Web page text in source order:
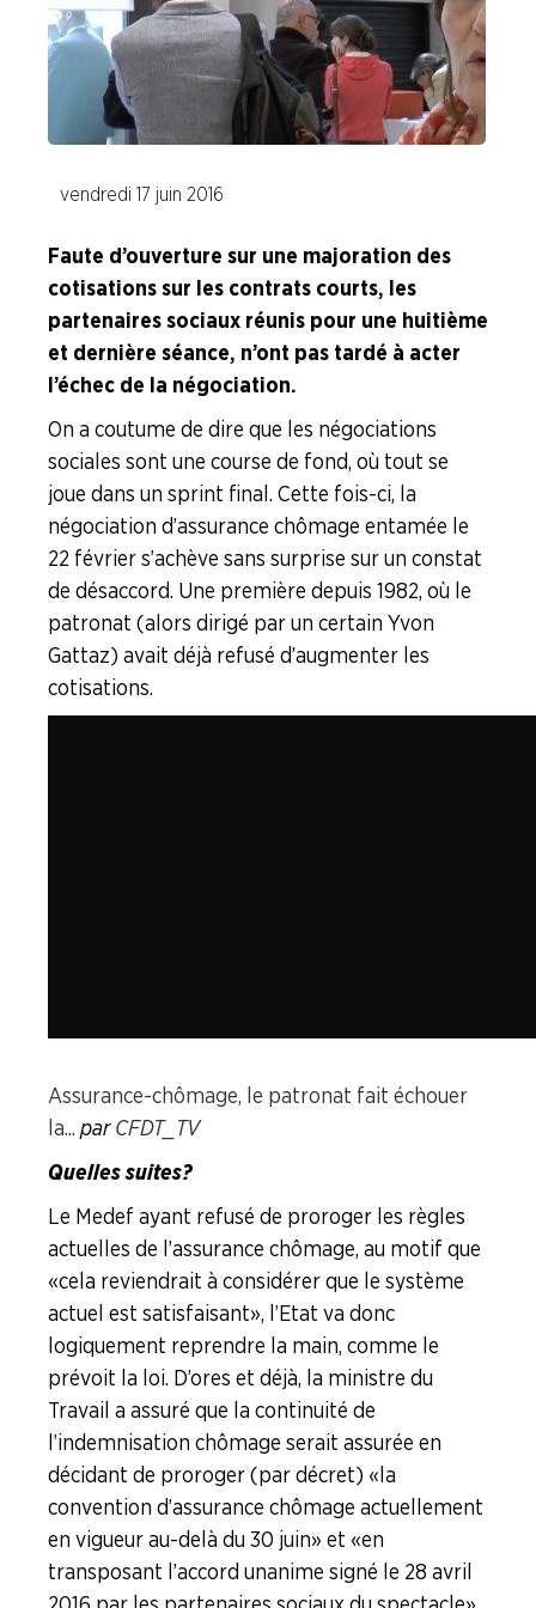
ENTREPRISES
SERVICES
NOUS
BOITE
OUTILS
adhérer ?
vendredi 17 juin 2016
Faute d’ouverture sur une majoration des
cotisations sur les contrats courts, les
partenaires sociaux réunis pour une huitième
et dernière séance, n’ont pas tardé à acter
l’échec de la négociation.
On a coutume de dire que les négociations
sociales sont une course de fond, où tout se
joue dans un sprint final. Cette fois-ci, la
négociation d’assurance chômage entamée le
22 février s’achève sans surprise sur un constat
de désaccord. Une première depuis 1982, où le
patronat (alors dirigé par un certain Yvon
Gattaz) avait déjà refusé d’augmenter les
cotisations.
Assurance-chômage, le patronat fait échouer
la... parCFDT_TV
Quelles suites ?
Le Medef ayant refusé de proroger les règles
actuelles de l’assurance chômage, au motif que
« cela reviendrait à considérer que le système
actuel est satisfaisant », l’Etat va donc
logiquement reprendre la main, comme le
prévoit la loi. D’ores et déjà, la ministre du
Travail a assuré que la continuité de
l’indemnisation chômage serait assurée en
décidant de proroger (par décret) « la
convention d’assurance chômage actuellement
en vigueur au-delà du 30 juin » et « en
transposant l’accord unanime signé le 28 avril